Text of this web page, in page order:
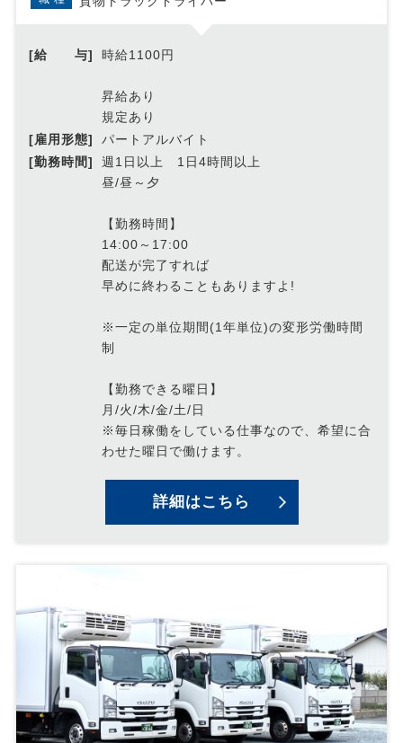
[給 与] 時給1100円
昇給あり
規定あり
[雇用形態]
パートアルバイト
[勤務時間]
週1日以上 1日4時間以上
昼/昼～夕
【勤務時間】
14:00～17:00
配送が完了すれば
早めに終わることもありますよ!
※一定の単位期間(1年単位)の変形労働時間
制
【勤務できる曜日】
月/火/木/金/土/日
※毎日稼働をしている仕事なので、希望に合
わせた曜日で働けます。
詳細はこちら